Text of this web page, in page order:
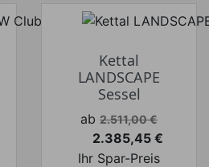
Kettal
LANDSCAPE
Sessel
Verkaufspreis
ab 2.511,00 €
Preis
2.385,45 €
Ihr Spar-Preis